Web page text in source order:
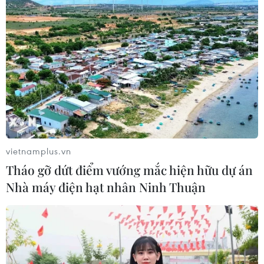
Cà Mau quảng bá thương hiệu, kết
nối đầu tư, đưa ngành tôm phát triển
bền vững
07/08/2026 03:04
Giá vàng trong nước giảm nhẹ,
thương hiệu SJC lùi về ngưỡng 142,2
triệu đồng
07/08/2026 02:21
Kho dự trữ khí đốt của EU còn chưa
đầy 60% ngay trước mùa Đông
07/08/2026 01:50
vietnamplus.vn
Tháo gỡ dứt điểm vướng mắc hiện hữu dự án
Nhà máy điện hạt nhân Ninh Thuận